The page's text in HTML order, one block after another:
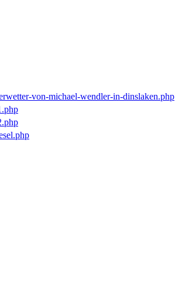
von-michael-wendler-in-dinslaken.php